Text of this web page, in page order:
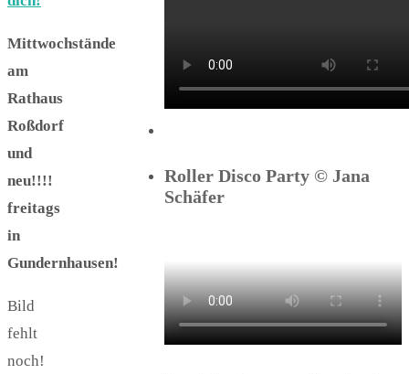
Mittwochstände
am
Rathaus
Roßdorf
und
neu!!!!
freitags
in
Gundernhausen!
Bild
fehlt
noch!
Roller Disco Party © Jana
Schäfer